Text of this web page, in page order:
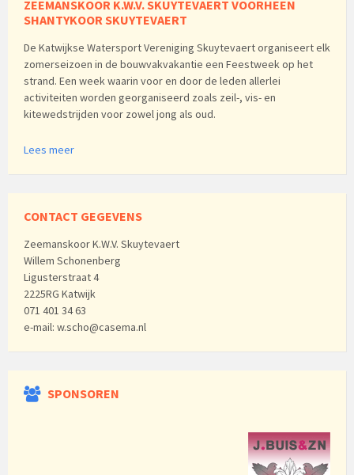
ZEEMANSKOOR K.W.V. SKUYTEVAERT VOORHEEN
SHANTYKOOR SKUYTEVAERT
De Katwijkse Watersport Vereniging Skuytevaert organiseert elk
zomerseizoen in de bouwvakvakantie een Feestweek op het
strand. Een week waarin voor en door de leden allerlei
activiteiten worden georganiseerd zoals zeil-, vis- en
kitewedstrijden voor zowel jong als oud.
Lees meer
CONTACT GEGEVENS
Zeemanskoor K.W.V. Skuytevaert
Willem Schonenberg
Ligusterstraat 4
2225RG Katwijk
071 401 34 63
e-mail: w.scho@casema.nl
SPONSOREN